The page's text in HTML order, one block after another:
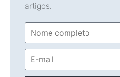
artigos.